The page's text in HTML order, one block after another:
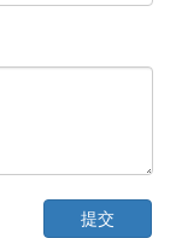
提交